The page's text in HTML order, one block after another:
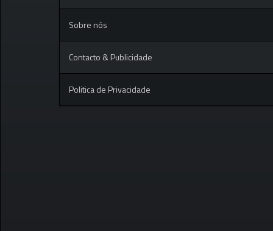
Sobre nós
Contacto & Publicidade
Politica de Privacidade